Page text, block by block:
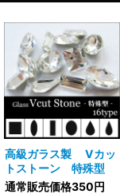
高級ガラス製 Vカッ
トストーン 特殊型
通常販売価格350円